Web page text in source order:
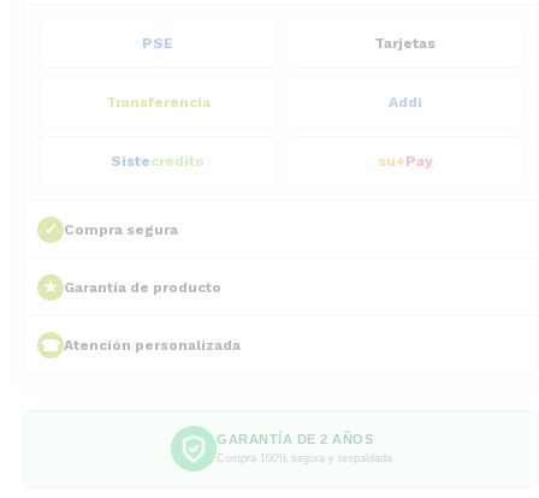
PSE Tarjetas
Transferencia Addi
Sistecrédito su+Pay
✓ Compra segura
★ Garantía de producto
☎ Atención personalizada
GARANTÍA DE 2 AÑOS
Compra 100% segura y respaldada